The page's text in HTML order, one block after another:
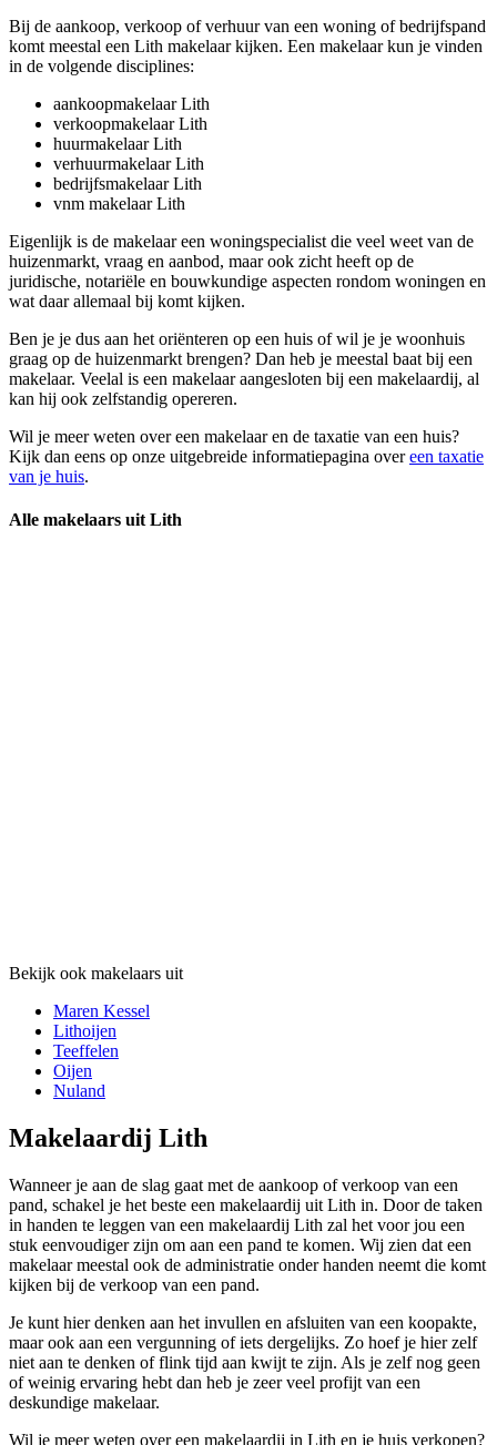
Bij de aankoop, verkoop of verhuur van een woning of bedrijfspand
komt meestal een Lith makelaar kijken. Een makelaar kun je vinden
in de volgende disciplines:
aankoopmakelaar Lith
verkoopmakelaar Lith
huurmakelaar Lith
verhuurmakelaar Lith
bedrijfsmakelaar Lith
vnm makelaar Lith
Eigenlijk is de makelaar een woningspecialist die veel weet van de
huizenmarkt, vraag en aanbod, maar ook zicht heeft op de
juridische, notariële en bouwkundige aspecten rondom woningen en
wat daar allemaal bij komt kijken.
Ben je je dus aan het oriënteren op een huis of wil je je woonhuis
graag op de huizenmarkt brengen? Dan heb je meestal baat bij een
makelaar. Veelal is een makelaar aangesloten bij een makelaardij, al
kan hij ook zelfstandig opereren.
Wil je meer weten over een makelaar en de taxatie van een huis?
Kijk dan eens op onze uitgebreide informatiepagina overeen taxatie
van je huis.
Alle makelaars uit Lith
Bekijk ook makelaars uit
Maren Kessel
Lithoijen
Teeffelen
Oijen
Nuland
Makelaardij Lith
Wanneer je aan de slag gaat met de aankoop of verkoop van een
pand, schakel je het beste een makelaardij uit Lith in. Door de taken
in handen te leggen van een makelaardij Lith zal het voor jou een
stuk eenvoudiger zijn om aan een pand te komen. Wij zien dat een
makelaar meestal ook de administratie onder handen neemt die komt
kijken bij de verkoop van een pand.
Je kunt hier denken aan het invullen en afsluiten van een koopakte,
maar ook aan een vergunning of iets dergelijks. Zo hoef je hier zelf
niet aan te denken of flink tijd aan kwijt te zijn. Als je zelf nog geen
of weinig ervaring hebt dan heb je zeer veel profijt van een
deskundige makelaar.
Wil je meer weten over een makelaardij in Lith en je huis verkopen?